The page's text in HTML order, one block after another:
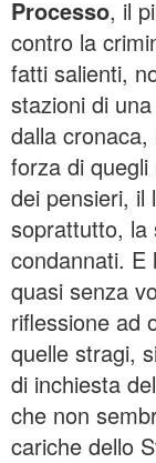
Processo, il
contro la
fatti salienti,
stazioni di
dalla
forza di
dei pensieri, il
soprattutto, la
condannati. E
quasi senza
riflessione ad
quelle stragi,
di inchiesta
che non
cariche dello